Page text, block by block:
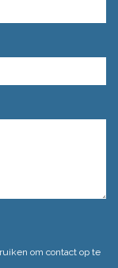
om contact op te